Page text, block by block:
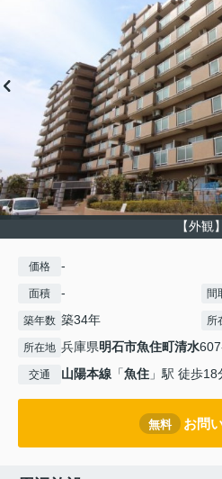
【外観】
価格 -
面積 - 間
築年数 築34年 所
所在地 兵庫県明石市魚住町清水
交通 山陽本線 「魚住 」駅 徒歩18
無料 お問